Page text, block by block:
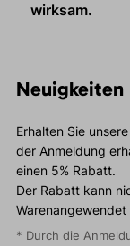
wirksam.
Neuigkeiten
Erhalten Sie
der Anmeldung
einen 5% Rabatt.
Der Rabatt kann
Warenangewendet
* Durch die